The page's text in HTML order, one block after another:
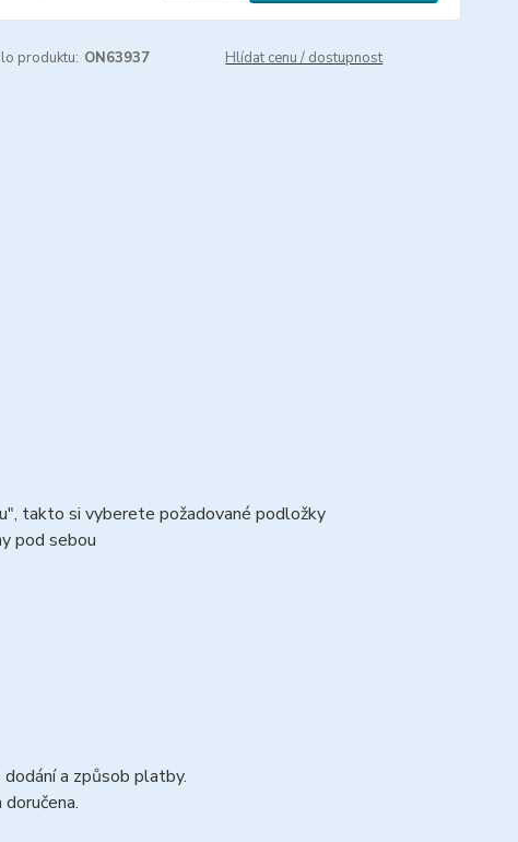
produktu: ON63937 Hlídat cenu / dostupnost
takto si vyberete požadované podložky
pod sebou
a způsob platby.